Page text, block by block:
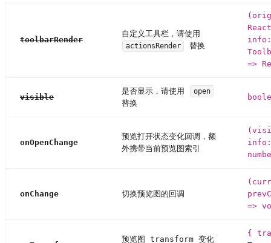
toolbarRender
自定义工具栏，请使用
actionsRender 替换
info:
=>
visible
是否显示，请使用 open
替换
onOpenChange
预览打开状态变化回调，额
外携带当前预览图索引
onChange 切换预览图的回调
=>
预览图 transform 变化
{